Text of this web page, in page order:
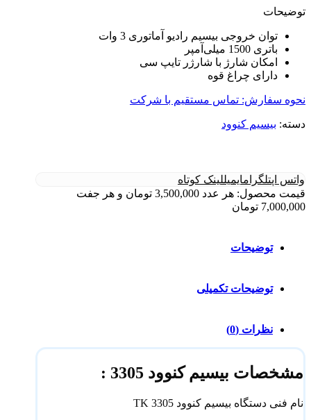
توضیحات
توان خروجی بیسیم رادیو آماتوری 3 وات
باتری 1500 میلی‌آمپر
امکان شارژ با شارژر تایپ سی
دارای چراغ قوه
نحوه سفارش: تماس مستقیم با شرکت
دسته: بیسیم کنوود
واتس اپتلگرامایمیللینک کوتاه
قیمت محصول: هر عدد 3,500,000 تومان و هر جفت
7,000,000 تومان
توضیحات
توضیحات تکمیلی
نظرات (0)
مشخصات بیسیم کنوود 3305 :
نام فنی دستگاه بیسیم کنوود 3305 TK